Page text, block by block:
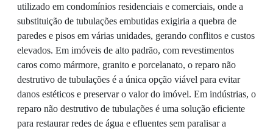
utilizado em condomínios residenciais e comerciais, onde a
substituição de tubulações embutidas exigiria a quebra de
paredes e pisos em várias unidades, gerando conflitos e custos
elevados. Em imóveis de alto padrão, com revestimentos
caros como mármore, granito e porcelanato, o reparo não
destrutivo de tubulações é a única opção viável para evitar
danos estéticos e preservar o valor do imóvel. Em indústrias, o
reparo não destrutivo de tubulações é uma solução eficiente
para restaurar redes de água e efluentes sem paralisar a